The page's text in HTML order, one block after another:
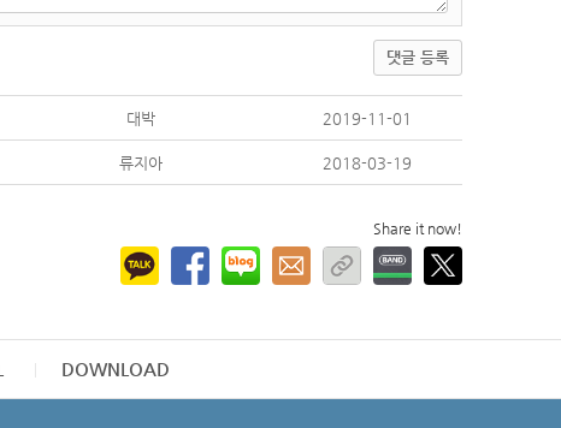
댓글 등록
대박 2019-11-01
류지아 2018-03-19
Share it now!
DOWNLOAD